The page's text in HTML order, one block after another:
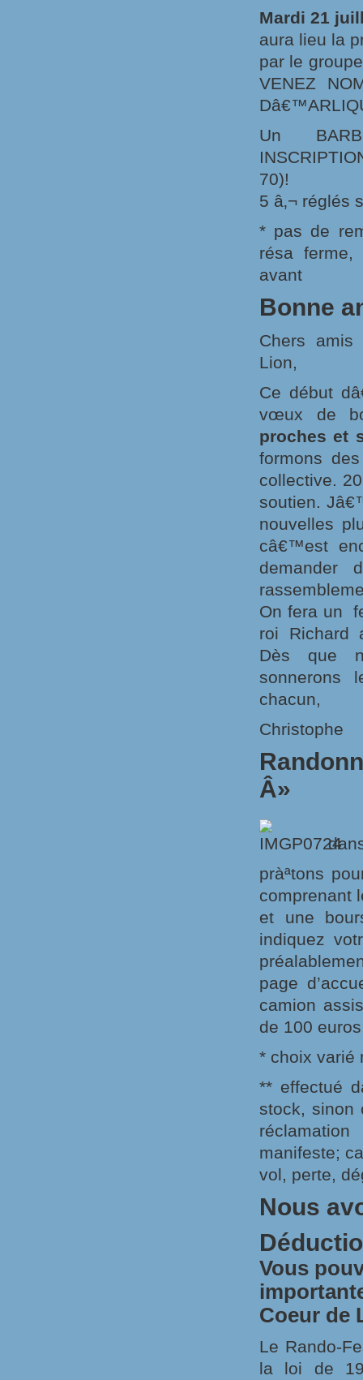
Mardi 21
aura lieu la
par le
VENEZ
Un
70)!
5 â‚¬ réglés
* pas de
résa
avant
Bonne
Chers amis
Lion,
Ce début
vœux de
proches et
formons
collective.
soutien.
nouvelles
câ€™est
demander
On fera un
roi Richard
Dès que
sonnerons
chacun,
Christophe
Â»
pràªtons
comprenant
et une
indiquez
page
camion
de 100
* choix varié
** effectué
stock, sinon
manifeste;
vol, perte,
Nous
Vous
Coeur de
Le Rando-
la loi de